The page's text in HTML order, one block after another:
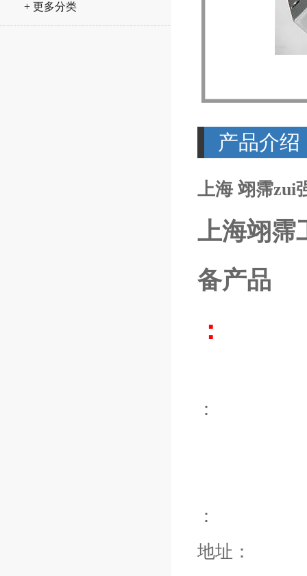
+ 更多分类
产品介绍
上海 翊霈zui
上海翊霈
备产品
：
：
：
地址：